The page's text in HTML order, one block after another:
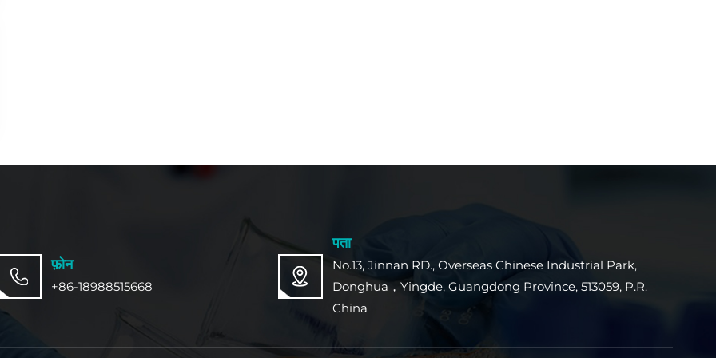
फ़ोन
+86-18988515668
पता
No.13, Jinnan RD., Overseas Chinese Industrial Park,
Donghua，Yingde, Guangdong Province, 513059, P.R.
China